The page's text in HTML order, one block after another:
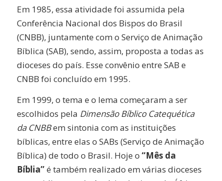
Em 1985, essa atividade foi assumida pela
Conferência Nacional dos Bispos do Brasil
(CNBB), juntamente com o Serviço de Animação
Bíblica (SAB), sendo, assim, proposta a todas as
dioceses do país. Esse convênio entre SAB e
CNBB foi concluído em 1995.
Em 1999, o tema e o lema começaram a ser
escolhidos pela Dimensão Bíblico Catequética
da CNBBem sintonia com as instituições
bíblicas, entre elas o SABs (Serviço de Animação
Bíblica) de todo o Brasil. Hoje o “Mês da
Bíblia”é também realizado em várias dioceses